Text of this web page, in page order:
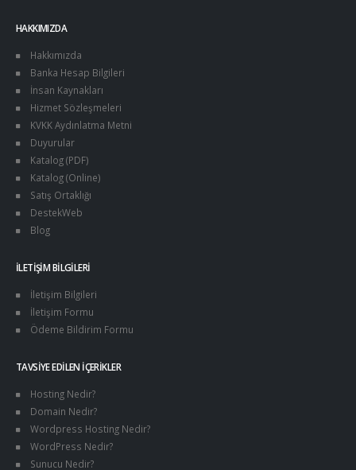
HAKKIMIZDA
Hakkımızda
Banka Hesap Bilgileri
İnsan Kaynakları
Hizmet Sözleşmeleri
KVKK Aydınlatma Metni
Duyurular
Katalog (PDF)
Katalog (Online)
Satış Ortaklığı
DestekWeb
Blog
İLETIŞIM BILGILERI
İletişim Bilgileri
İletişim Formu
Ödeme Bildirim Formu
TAVSIYE EDILEN İÇERIKLER
Hosting Nedir?
Domain Nedir?
Wordpress Hosting Nedir?
WordPress Nedir?
Sunucu Nedir?